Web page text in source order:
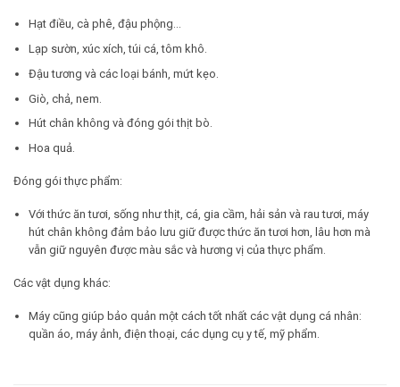
Hạt điều, cà phê, đậu phộng…
Lạp sườn, xúc xích, túi cá, tôm khô.
Đậu tương và các loại bánh, mứt kẹo.
Giò, chả, nem.
Hút chân không và đóng gói thịt bò.
Hoa quả.
Đóng gói thực phẩm:
Với thức ăn tươi, sống như thịt, cá, gia cầm, hải sản và rau tươi, máy
hút chân không đảm bảo lưu giữ được thức ăn tươi hơn, lâu hơn mà
vẫn giữ nguyên được màu sắc và hương vị của thực phẩm.
Các vật dụng khác:
Máy cũng giúp bảo quản một cách tốt nhất các vật dụng cá nhân:
quần áo, máy ảnh, điện thoại, các dụng cụ y tế, mỹ phẩm.